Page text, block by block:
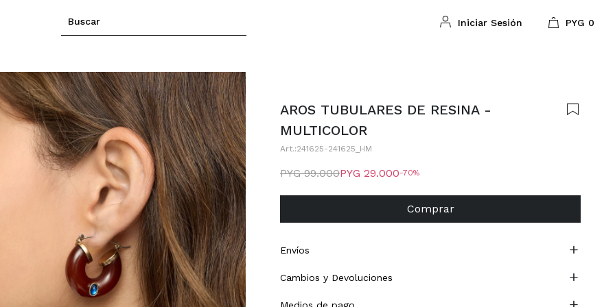
PYG 0
AROS TUBULARES DE RESINA -
MULTICOLOR
241625-241625_HM
PYG 29.000
PYG 99.000 70
Comprar
Envíos
Cambios y Devoluciones